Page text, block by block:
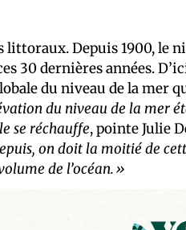
Depuis 1900, le
30 dernières années.
du niveau de la mer
du niveau de la mer
se réchauffe, pointeJulie
on doit la moitié de
de l’océan.»